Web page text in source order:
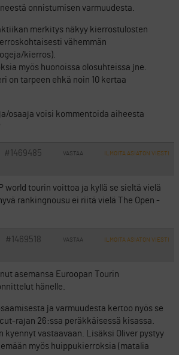
onnistumisen varmuudesta.
merkitys näkyy kierrostulosten
vähemmän
kierros).
myös huonoissa olosuhteissa jne.
on tarpeen ehkä noin 10 kertaa
osaaja voisi kommentoida aiheesta
#1469485 VASTAA ILMOITA ASIATON VIESTI
world tourin voittoa ja kyllä se sieltä vielä
rankingnousu ei riitä vielä The Open -
#1469518 VASTAA ILMOITA ASIATON VIESTI
asemansa Euroopan Tourin
hänelle.
ja varmuudesta kertoo nyös se
rajan 26:ssa peräkkäisessä kisassa.
kyennyt vastaavaan. Lisäksi Oliver pystyy
myös huippukierroksia (matalia